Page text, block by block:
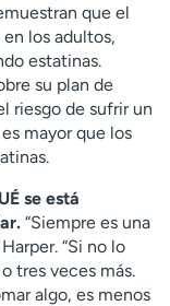
que el
los adultos,
estatinas.
su plan de
riesgo de sufrir un
mayor que los
se está
“Siempre es una
“Si no lo
tres veces más.
algo, es menos